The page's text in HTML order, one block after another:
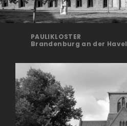
PAULIKLOSTER
Brandenburg an der Havel